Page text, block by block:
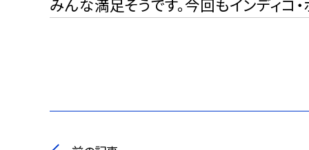
みんな満足そうです。今回もインディコ